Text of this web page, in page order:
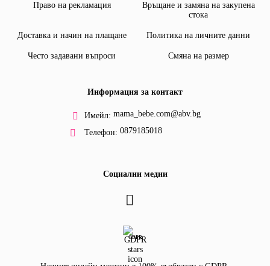
Право на рекламация
Връщане и замяна на закупена
стока
Доставка и начин на плащане Политика на личните данни
Често задавани въпроси Смяна на размер
Информация за контакт
Имейл: mama_bebe.com@abv.bg
Телефон: 0879185018
Социални медии
GDPR